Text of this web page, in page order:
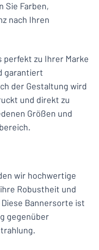
Sie Farben,
nach Ihren
perfekt zu Ihrer Marke
garantiert
der Gestaltung wird
und direkt zu
Größen und
wir hochwertige
Robustheit und
Bannersorte ist
gegenüber